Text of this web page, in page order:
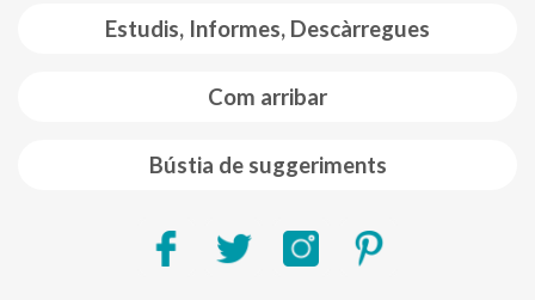
Estudis, Informes, Descàrregues
Com arribar
Bústia de suggeriments